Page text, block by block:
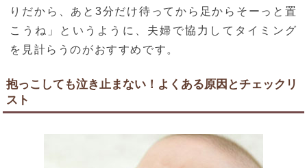
りだから、あと3分だけ待ってから足からそーっと置
こうね」というように、夫婦で協力してタイミング
を見計らうのがおすすめです。
抱っこしても泣き止まない！よくある原因とチェックリ
スト